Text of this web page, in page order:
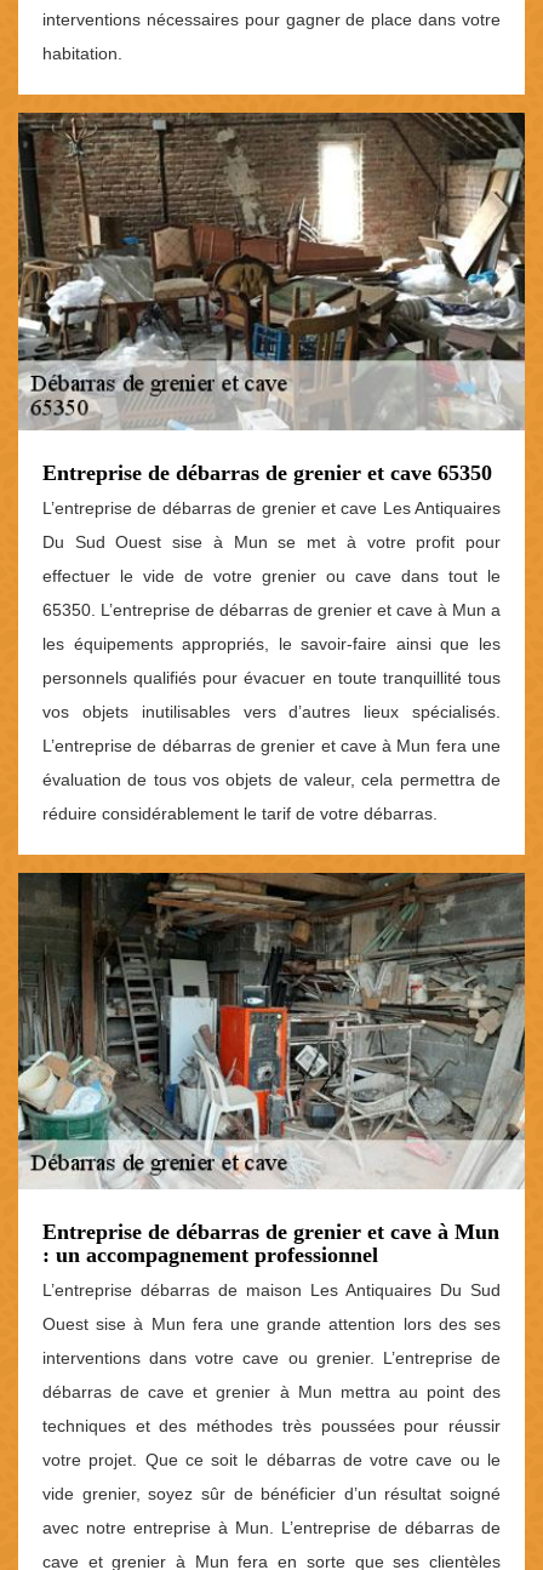
interventions nécessaires pour gagner de place dans votre
habitation.
Entreprise de débarras de grenier et cave 65350
L’entreprise de débarras de grenier et cave Les Antiquaires
Du Sud Ouest sise à Mun se met à votre profit pour
effectuer le vide de votre grenier ou cave dans tout le
65350. L’entreprise de débarras de grenier et cave à Mun a
les équipements appropriés, le savoir-faire ainsi que les
personnels qualifiés pour évacuer en toute tranquillité tous
vos objets inutilisables vers d’autres lieux spécialisés.
L’entreprise de débarras de grenier et cave à Mun fera une
évaluation de tous vos objets de valeur, cela permettra de
réduire considérablement le tarif de votre débarras.
Entreprise de débarras de grenier et cave à Mun
: un accompagnement professionnel
L’entreprise débarras de maison Les Antiquaires Du Sud
Ouest sise à Mun fera une grande attention lors des ses
interventions dans votre cave ou grenier. L’entreprise de
débarras de cave et grenier à Mun mettra au point des
techniques et des méthodes très poussées pour réussir
votre projet. Que ce soit le débarras de votre cave ou le
vide grenier, soyez sûr de bénéficier d’un résultat soigné
avec notre entreprise à Mun. L’entreprise de débarras de
cave et grenier à Mun fera en sorte que ses clientèles